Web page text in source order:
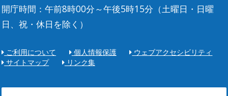
開庁時間：午前8時00分～午後5時15分（土曜日・日曜
日、祝・休日を除く）
ご利用について 個人情報保護
ウェブアクセシビリティ
サイトマップ
リンク集